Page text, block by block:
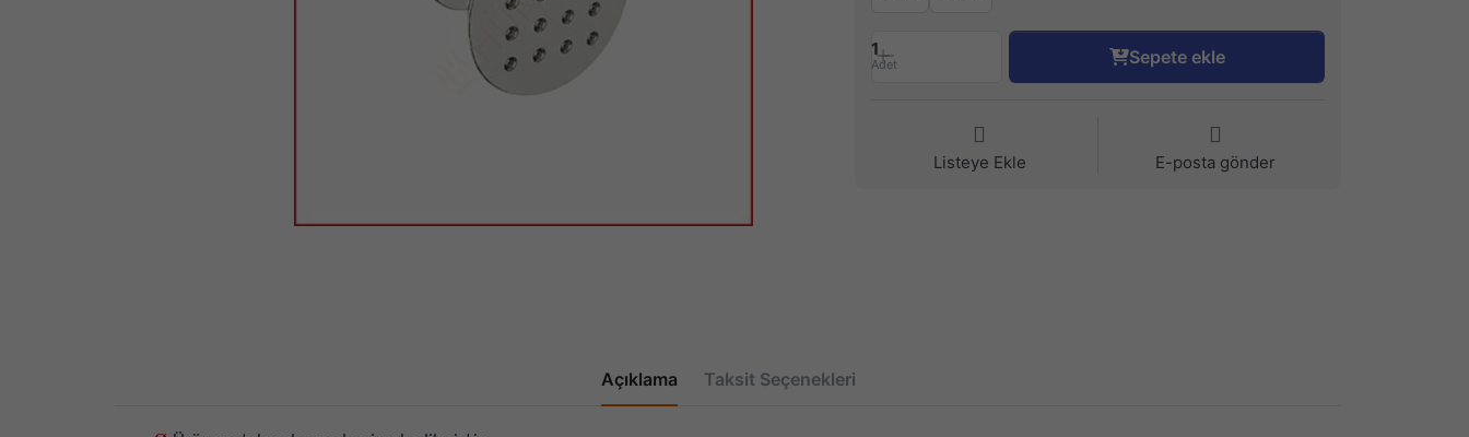
1
Adet Sepete ekle
Listeye Ekle E-posta gönder
Açıklama Taksit Seçenekleri